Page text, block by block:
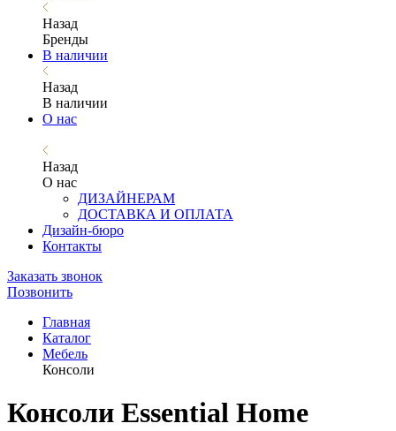
Назад
Бренды
В наличии
Назад
В наличии
О нас
Назад
О нас
ДИЗАЙНЕРАМ
ДОСТАВКА И ОПЛАТА
Дизайн-бюро
Контакты
Заказать звонок
Позвонить
Главная
Каталог
Мебель
Консоли
Консоли Essential Home